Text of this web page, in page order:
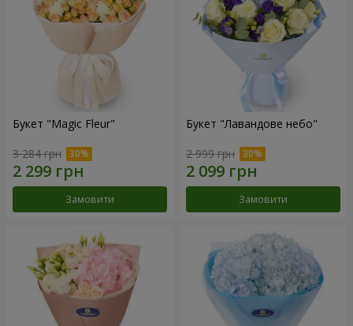
Букет "Magic Fleur"
3 284 грн
Замовити
Букет "Лавандове небо"
2 999 грн
Замовити